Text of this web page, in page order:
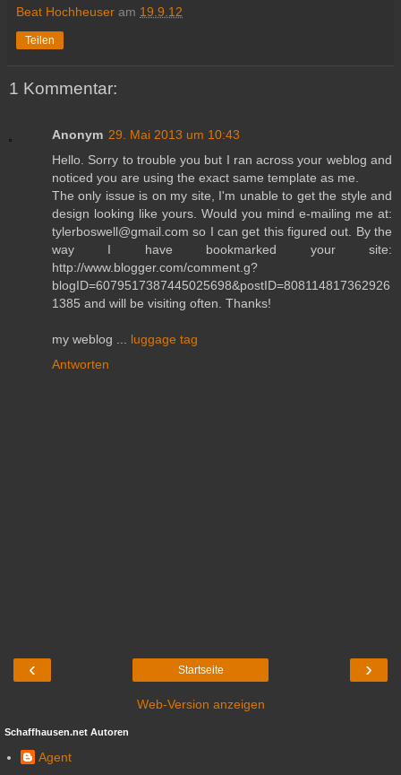
Beat Hochheuser am 19.9.12
Teilen
1 Kommentar:
Anonym 29. Mai 2013 um 10:43
Hello. Sorry to trouble you but I ran across your weblog and
noticed you are using the exact same template as me.
The only issue is on my site, I'm unable to get the style and
design looking like yours. Would you mind e-mailing me at:
tylerboswell@gmail.com so I can get this figured out. By the
way I have bookmarked your site:
http://www.blogger.com/comment.g?
blogID=6079517387445025698&postID=808114817362926
1385 and will be visiting often. Thanks!
my weblog ... luggage tag
Antworten
‹ ›
Startseite
Web-Version anzeigen
Schaffhausen.net Autoren
Agent